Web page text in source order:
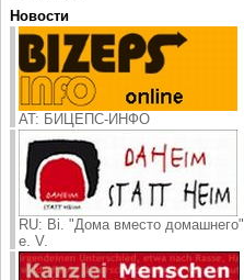
Новости
AT: БИЦЕПС-ИНФО
RU: Bi. "Дома вместо домашнего"
e. V.